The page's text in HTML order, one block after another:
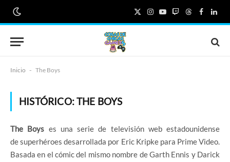
X
(Twitter)
Instagram
YouTube
TwitchThreads
Inicio - The Boys
HISTÓRICO:THE BOYS
The Boys es una serie de televisión web estadounidense
de superhéroes desarrollada por Eric Kripke para Prime Video.
Basada en el cómic del mismo nombre de Garth Ennis y Darick